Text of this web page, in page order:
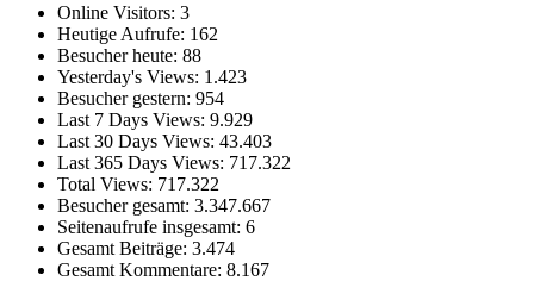
Online Visitors: 3
Heutige Aufrufe: 162
Besucher heute: 88
Yesterday's Views: 1.423
Besucher gestern: 954
Last 7 Days Views: 9.929
Last 30 Days Views: 43.403
Last 365 Days Views: 717.322
Total Views: 717.322
Besucher gesamt: 3.347.667
Seitenaufrufe insgesamt: 6
Gesamt Beiträge: 3.474
Gesamt Kommentare: 8.167